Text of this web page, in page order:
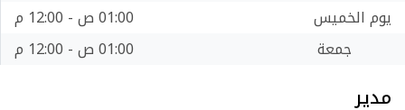
يوم الخميس
01:00 ص - 12:00 م
جمعة
01:00 ص - 12:00 م
مدير